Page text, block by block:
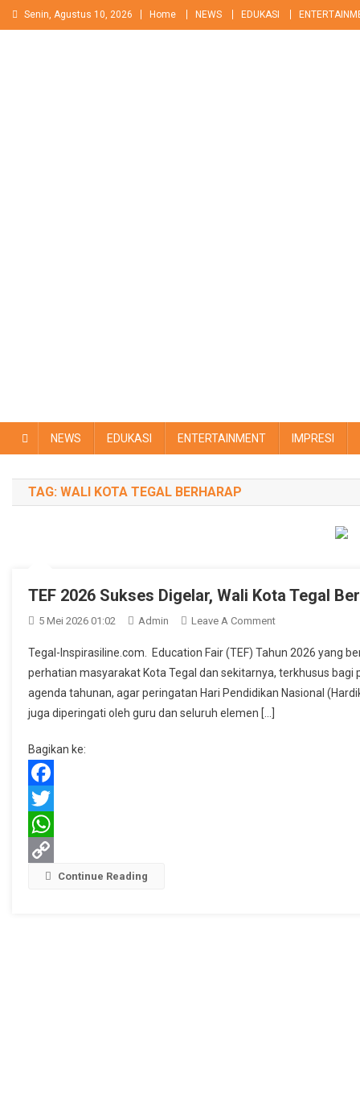
Skip
to
Senin, Agustus 10, 2026 Home NEWS EDUKASI
NEWS EDUKASI ENTERTAINMENT IMPRESI
TAG: WALI KOTA TEGAL BERHARAP
TEF 2026 Sukses Digelar, Wali Kota Tegal
5 Mei 2026 01:02 Admin Leave A CommentOn
2026
Sukses
Digelar,
Tegal-Inspirasiline.com. Education Fair (TEF) Tahun 2026 yang
perhatian masyarakat Kota Tegal dan sekitarnya, terkhusus
agenda tahunan, agar peringatan Hari Pendidikan Nasional
juga diperingati oleh guru dan seluruh elemen […]
Bagikan ke:
Facebook
Twitter
WhatsApp
Copy
Continue Reading